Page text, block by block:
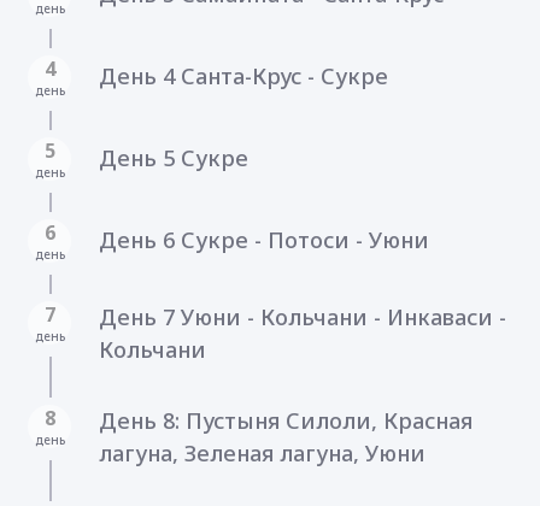
день
4
день День 4 Санта-Крус - Сукре
5
день День 5 Сукре
6
день День 6 Сукре - Потоси - Уюни
7
день
День 7 Уюни - Кольчани - Инкаваси -
Кольчани
8
день
День 8: Пустыня Силоли, Красная
лагуна, Зеленая лагуна, Уюни